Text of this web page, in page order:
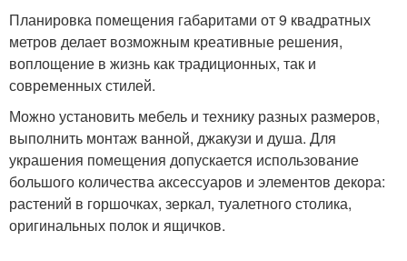
Планировка помещения габаритами от 9 квадратных
метров делает возможным креативные решения,
воплощение в жизнь как традиционных, так и
современных стилей.
Можно установить мебель и технику разных размеров,
выполнить монтаж ванной, джакузи и душа. Для
украшения помещения допускается использование
большого количества аксессуаров и элементов декора:
растений в горшочках, зеркал, туалетного столика,
оригинальных полок и ящичков.